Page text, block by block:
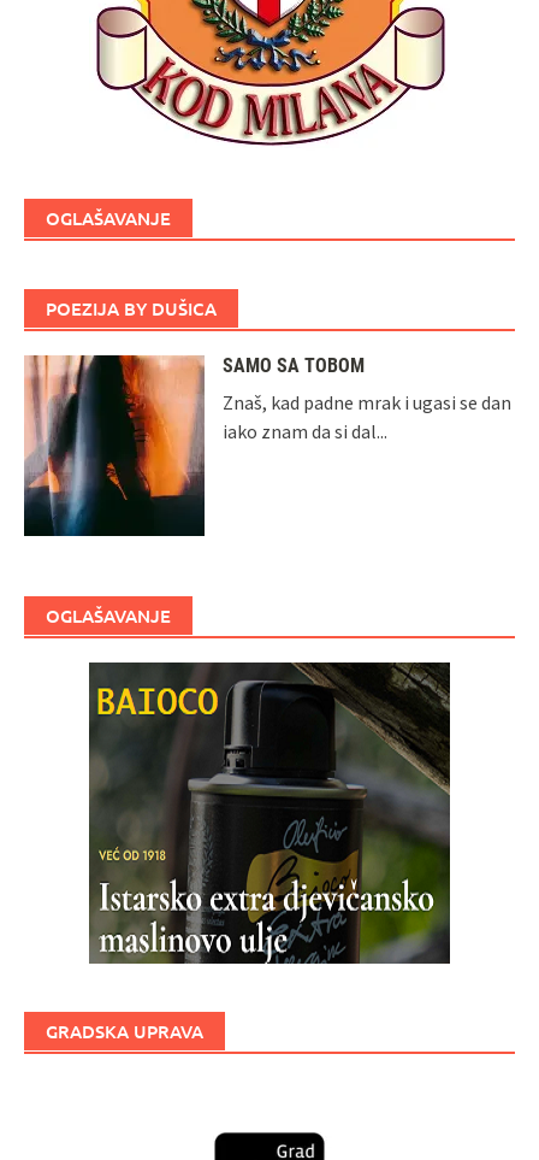
OGLAŠAVANJE
POEZIJA BY DUŠICA
SAMO SA TOBOM
Znaš, kad padne mrak i ugasi se dan
iako znam da si dal...
OGLAŠAVANJE
GRADSKA UPRAVA